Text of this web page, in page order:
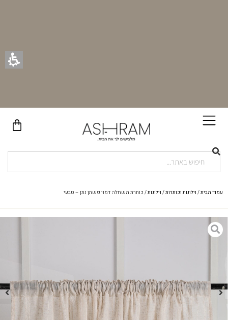
עמוד הבית/ וילונות וכותרות/ וילונות/ כותרת השחלה דמוי פשתן נתן – טבעי